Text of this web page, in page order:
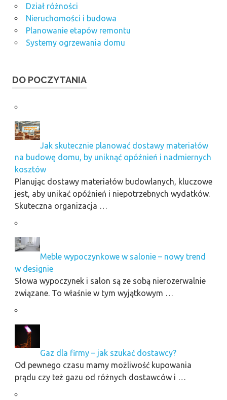
Dział różności
Nieruchomości i budowa
Planowanie etapów remontu
Systemy ogrzewania domu
DO POCZYTANIA
Jak skutecznie planować dostawy materiałów
na budowę domu, by uniknąć opóźnień i nadmiernych
kosztów
Planując dostawy materiałów budowlanych, kluczowe
jest, aby unikać opóźnień i niepotrzebnych wydatków.
Skuteczna organizacja …
Meble wypoczynkowe w salonie – nowy trend
w designie
Słowa wypoczynek i salon są ze sobą nierozerwalnie
związane. To właśnie w tym wyjątkowym …
Gaz dla firmy – jak szukać dostawcy?
Od pewnego czasu mamy możliwość kupowania
prądu czy też gazu od różnych dostawców i …